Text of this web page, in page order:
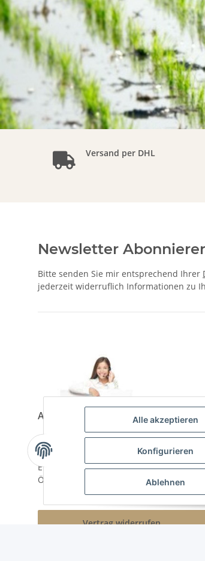
Alle akzeptieren
Konfigurieren
Ablehnen
Versand per DHL
Newsletter
Bitte senden Sie mir entsprechend Ihrer
jederzeit widerruflich Informationen zu
Asia-Shop King-Kao
Neunkircher Straße 84, 66557 Illingen
Tel: (06825) 499-104
Email:
info@king-kao.de
Öffnungszeiten (Mo-Sa.) 9:00 - 19:00
Vertrag widerrufen